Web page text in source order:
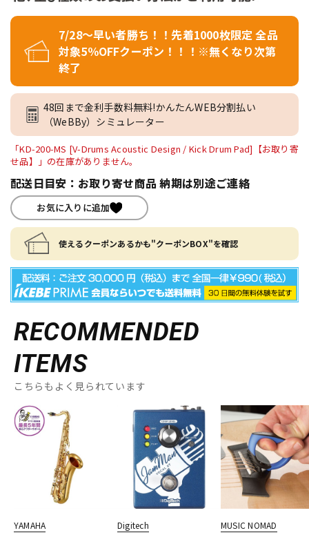
7/28～早い者勝ち！！先着1000枚限定 全品
対象5％OFFクーポン！！！※無くなり次第
終了
48回まで金利手数料無料!かんたんWEB分割払い
（WeBBy）シミュレーター
「KD-200-MS [V-Drums Acoustic Design / Kick Drum Pad]【お取り寄
せ品】」の在庫がありません。
配送日目安：お取り寄せ商品 納期は別途ご連絡
お気に入りに追加
使えるクーポンあるかも"クーポンBOX"を確認
RECOMMENDED
ITEMS
こちらもよく見られています
YAMAHA
Digitech
MUSIC NOMAD